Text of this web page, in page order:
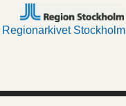
Regionarkivet Stockholm